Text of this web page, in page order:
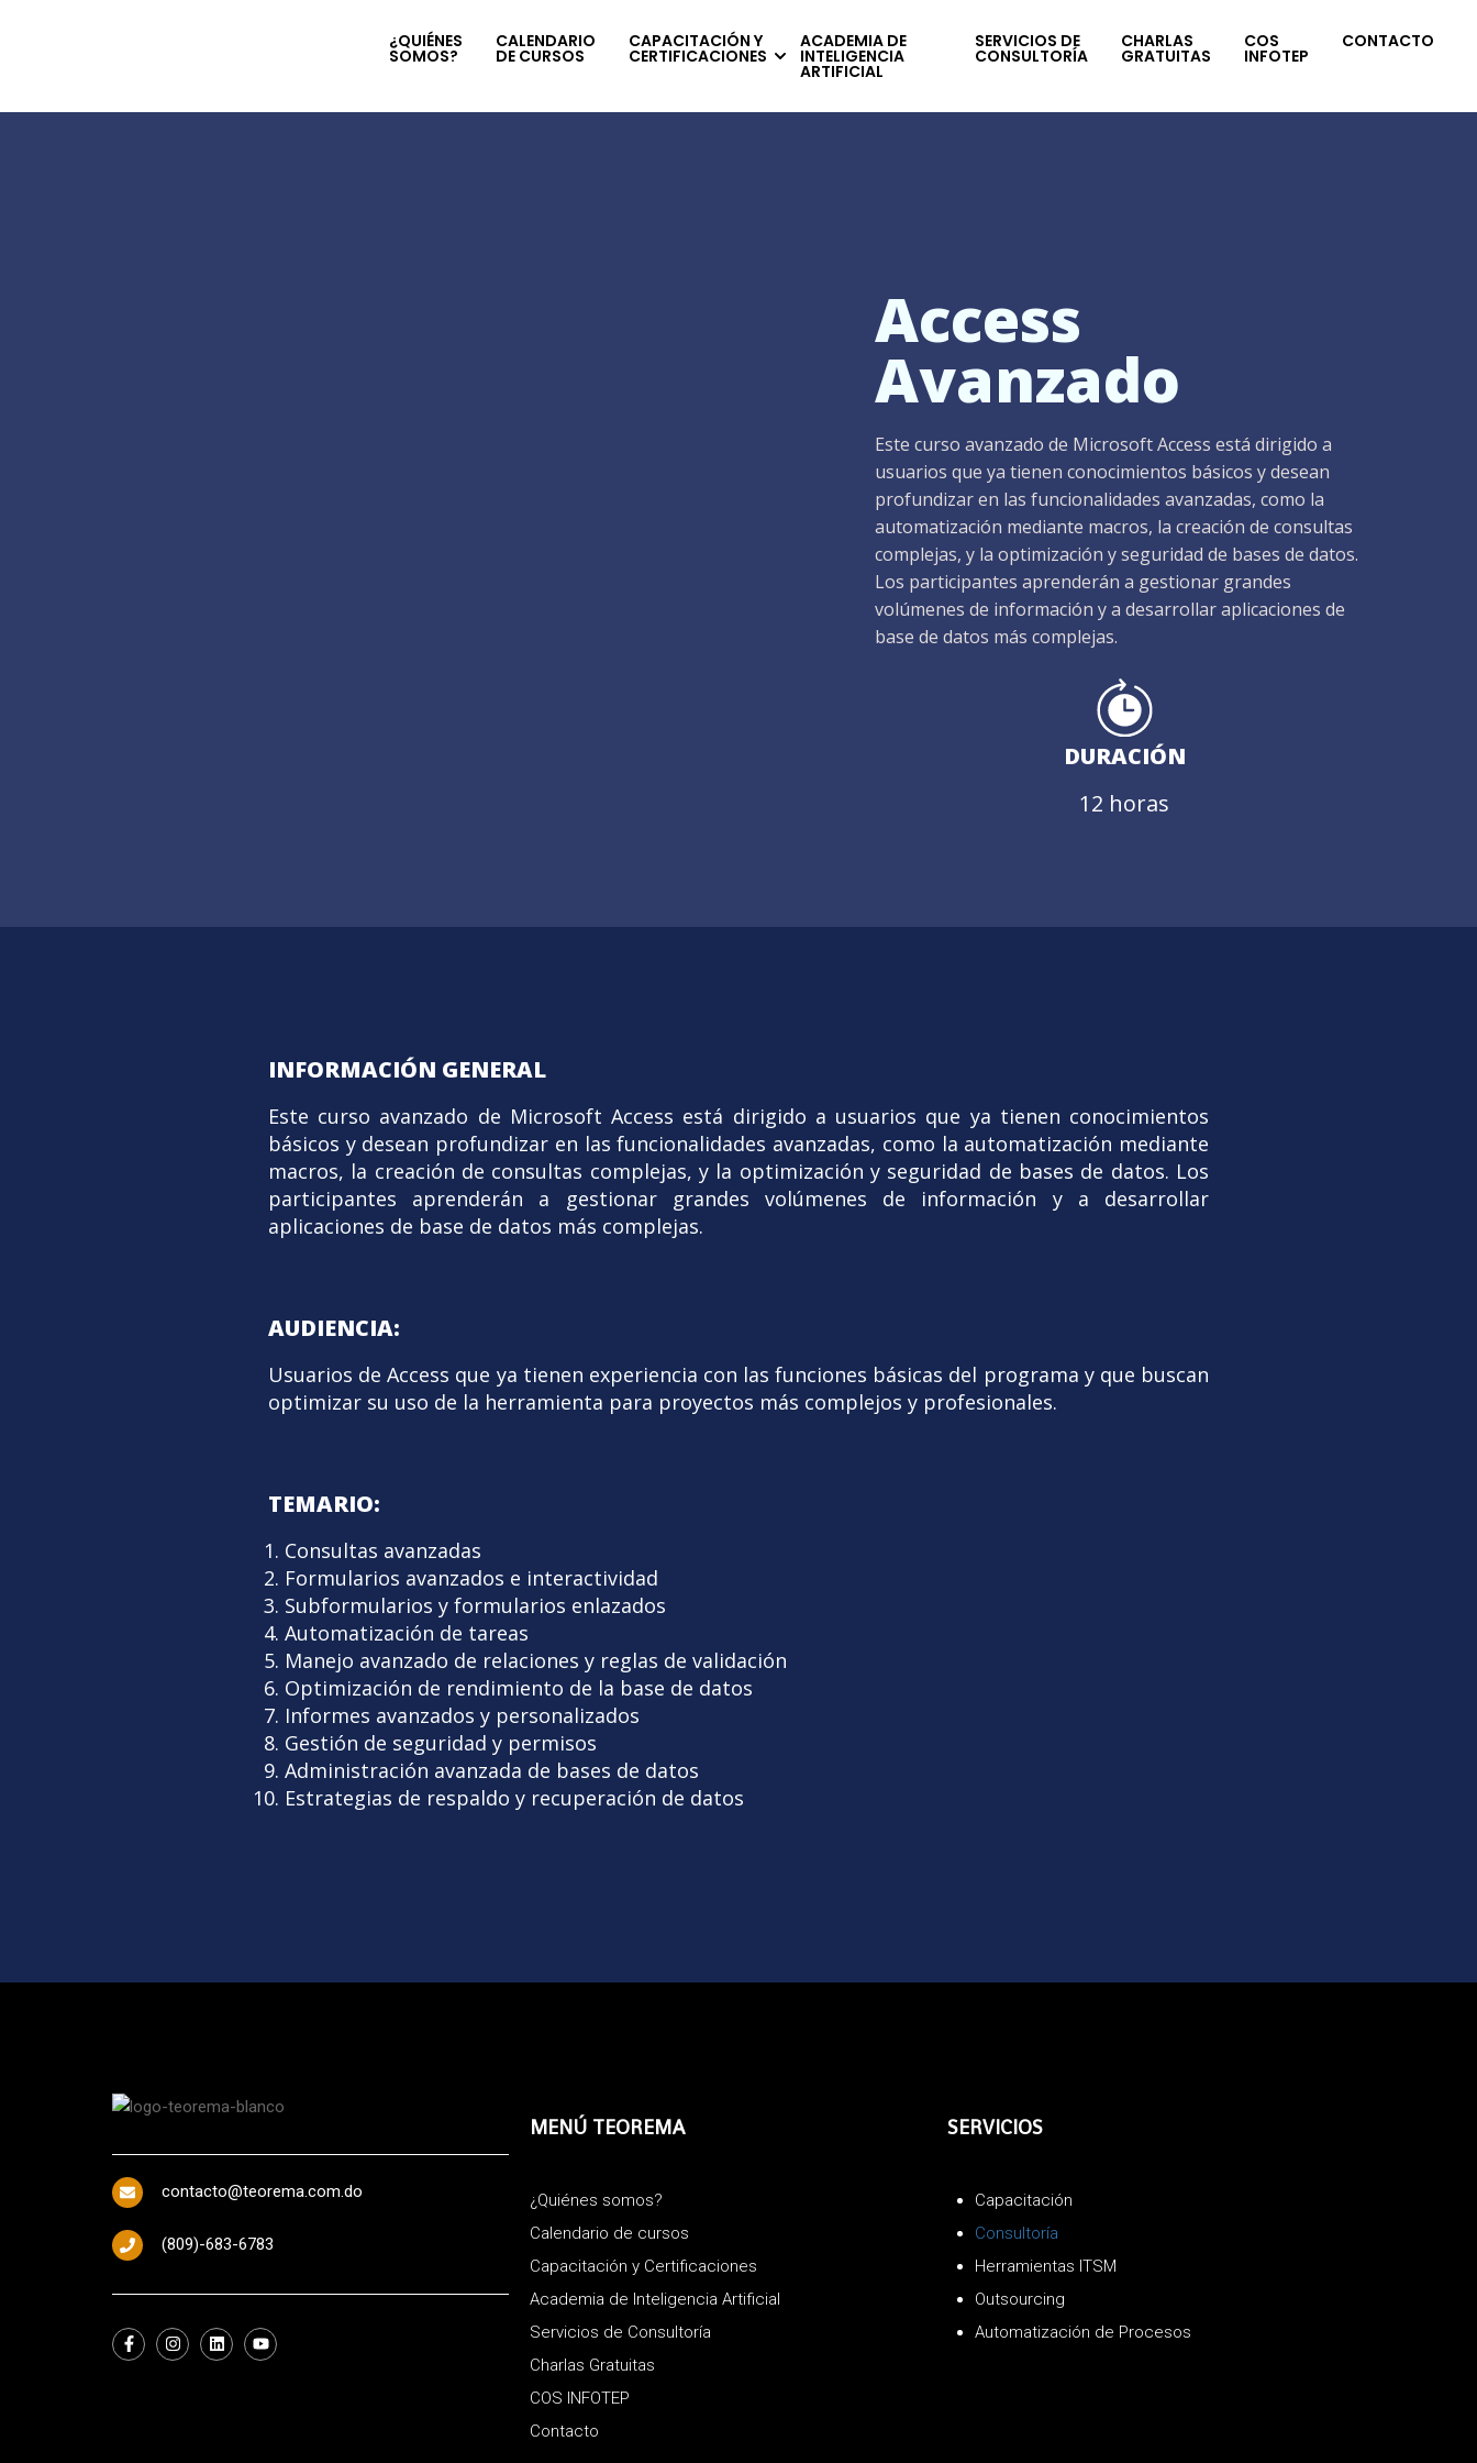
¿QUIÉNES
SOMOS?
CALENDARIO
DE CURSOS
CAPACITACIÓN Y
CERTIFICACIONES
ACADEMIA DE
INTELIGENCIA
ARTIFICIAL
SERVICIOS DE
CONSULTORÍA
CHARLAS
GRATUITAS
COS
INFOTEP
CONTACTO
Access
Avanzado
Este curso avanzado de Microsoft Access está dirigido a
usuarios que ya tienen conocimientos básicos y desean
profundizar en las funcionalidades avanzadas, como la
automatización mediante macros, la creación de consultas
complejas, y la optimización y seguridad de bases de datos.
Los participantes aprenderán a gestionar grandes
volúmenes de información y a desarrollar aplicaciones de
base de datos más complejas.
DURACIÓN
12 horas
INFORMACIÓN GENERAL
Este curso avanzado de Microsoft Access está dirigido a usuarios que ya tienen conocimientos
básicos y desean profundizar en las funcionalidades avanzadas, como la automatización mediante
macros, la creación de consultas complejas, y la optimización y seguridad de bases de datos. Los
participantes aprenderán a gestionar grandes volúmenes de información y a desarrollar
aplicaciones de base de datos más complejas.
AUDIENCIA:
Usuarios de Access que ya tienen experiencia con las funciones básicas del programa y que buscan
optimizar su uso de la herramienta para proyectos más complejos y profesionales.
TEMARIO:
Consultas avanzadas
Formularios avanzados e interactividad
Subformularios y formularios enlazados
Automatización de tareas
Manejo avanzado de relaciones y reglas de validación
Optimización de rendimiento de la base de datos
Informes avanzados y personalizados
Gestión de seguridad y permisos
Administración avanzada de bases de datos
Estrategias de respaldo y recuperación de datos
contacto@teorema.com.do
(809)-683-6783
MENÚ TEOREMA
¿Quiénes somos?
Calendario de cursos
Capacitación y Certificaciones
Academia de Inteligencia Artificial
Servicios de Consultoría
Charlas Gratuitas
COS INFOTEP
Contacto
SERVICIOS
Capacitación
Consultoría
Herramientas ITSM
Outsourcing
Automatización de Procesos